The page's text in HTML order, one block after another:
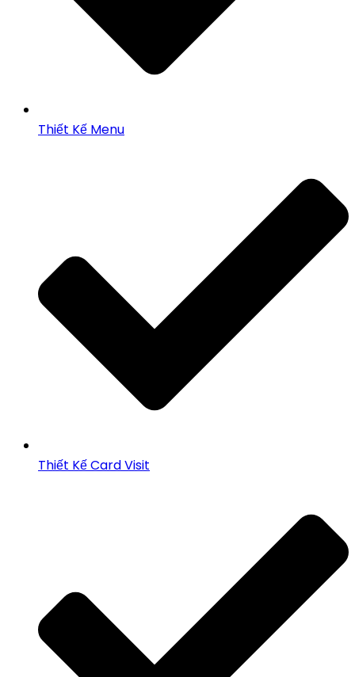
Thiết Kế Menu
Thiết Kế Card Visit